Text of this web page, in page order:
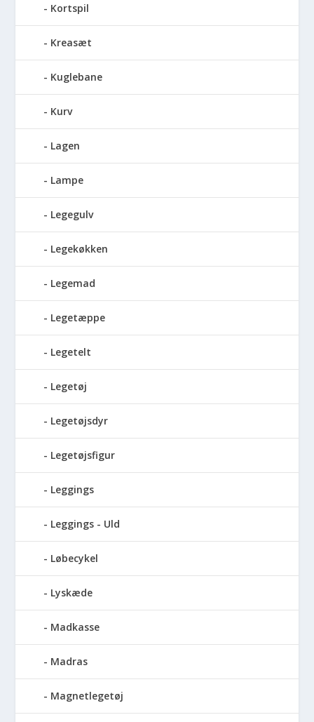
Kortspil
Kreasæt
Kuglebane
Kurv
Lagen
Lampe
Legegulv
Legekøkken
Legemad
Legetæppe
Legetelt
Legetøj
Legetøjsdyr
Legetøjsfigur
Leggings
Leggings - Uld
Løbecykel
Lyskæde
Madkasse
Madras
Magnetlegetøj